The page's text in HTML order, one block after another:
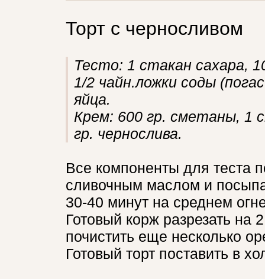
Торт с черносливом
Тесто: 1 стакан сахара,
1/2 чайн.ложки соды
яйца.
Крем: 600 гр. сметаны, 1
гр. чернослива.
Все компоненты для теста
сливочным маслом и
30-40 минут на среднем
Готовый корж разрезать
почистить еще несколько
Готовый торт поставить в